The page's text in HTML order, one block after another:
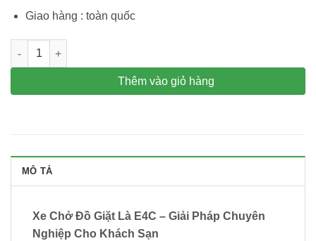
Giao hàng : toàn quốc
xe dọn đồ giặt là, đồ dơ, ga gối cho khách sạn VB E4-C số
Thêm vào giỏ hàng
MÔ TẢ
Xe Chở Đồ Giặt Là E4C – Giải Pháp Chuyên
Nghiệp Cho Khách Sạn